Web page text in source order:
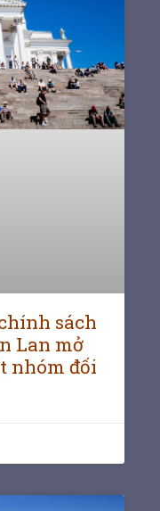
sách
Lan mở
nhóm đối